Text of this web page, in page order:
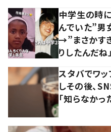
中学生の時
んでいた”男
→”まさかす
りしたんだね
スタバでワ
しその後、
「知らなかっ